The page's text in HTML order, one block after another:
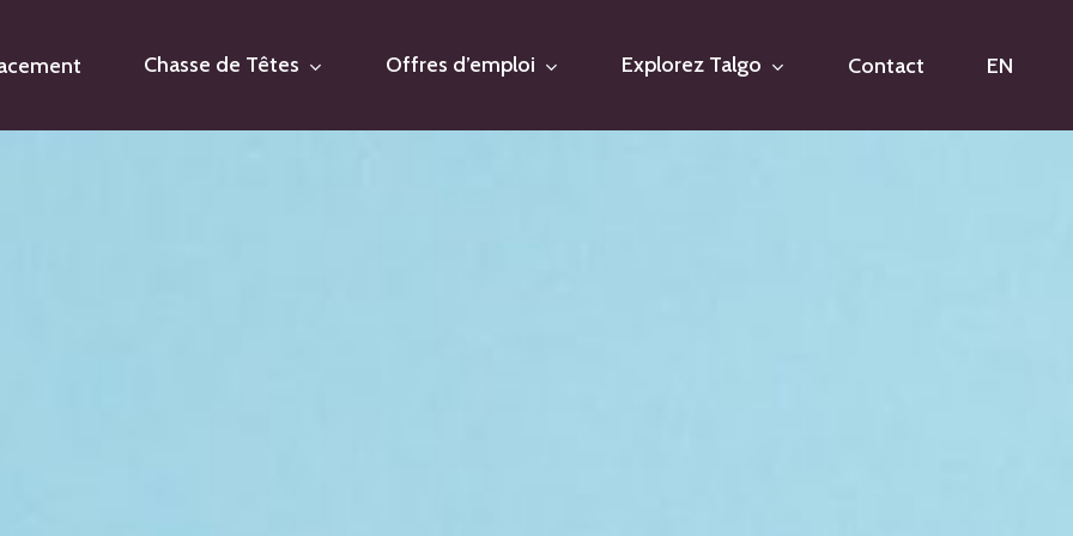
Chasse de Têtes Offres d’emploi Explorez Talgo Contact EN